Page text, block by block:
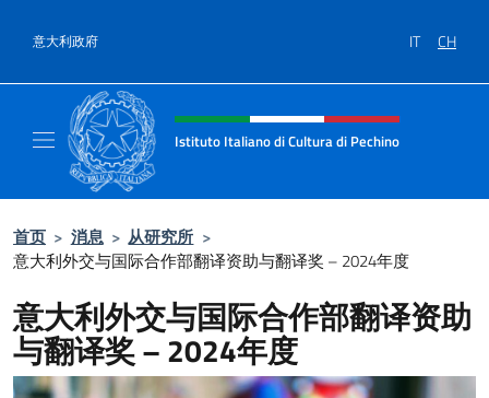
意大利政府 IT CH
标题站点、社交和菜单
Istituto Italiano di Cultura di Pechino
首页 > 消息 > 从研究所 >
意大利外交与国际合作部翻译资助与翻译奖 – 2024年度
意大利外交与国际合作部翻译资助
与翻译奖 – 2024年度